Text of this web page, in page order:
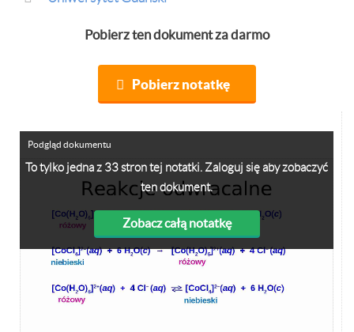
Pobierz ten dokument za darmo
Pobierz notatkę
To tylko jedna z 33 stron tej notatki. Zaloguj się aby zobaczyć
ten dokument.
Zobacz całą notatkę
Podgląd dokumentu